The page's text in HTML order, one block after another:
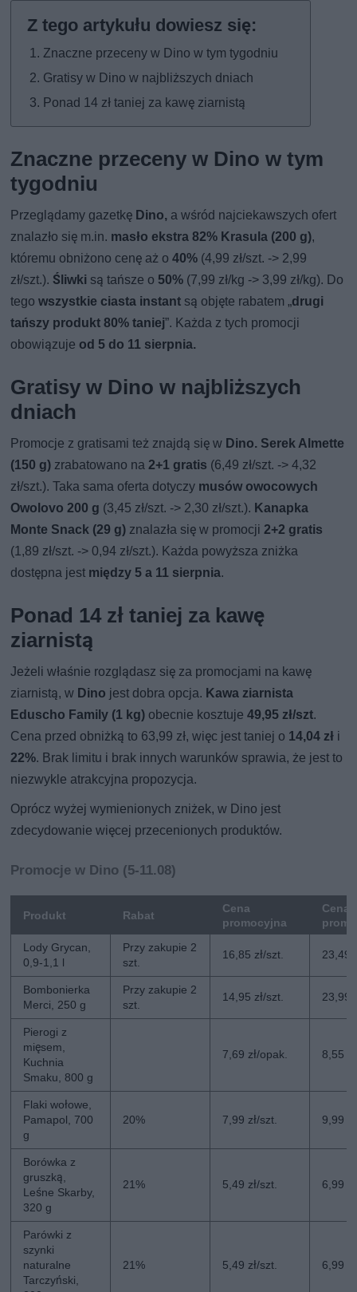
Znaczne przeceny w Dino w tym tygodniu
Gratisy w Dino w najbliższych dniach
Ponad 14 zł taniej za kawę ziarnistą
Znaczne przeceny w Dino w tym
tygodniu
Przeglądamy gazetkę Dino, a wśród najciekawszych ofert
znalazło się m.in. masło ekstra 82% Krasula (200 g),
któremu obniżono cenę aż o40% (4,99 zł/szt. -> 2,99
zł/szt.). Śliwki są tańsze o 50% (7,99 zł/kg -> 3,99 zł/kg). Do
tegowszystkie ciasta instant są objęte rabatem „drugi
tańszy produkt 80% taniej”. Każda z tych promocji
obowiązuje od 5 do 11 sierpnia.
Gratisy w Dino w najbliższych
dniach
Promocje z gratisami też znajdą się w Dino. Serek Almette
(150 g) zrabatowano na2+1 gratis (6,49 zł/szt. -> 4,32
zł/szt.). Taka sama oferta dotyczy musów owocowych
Owolovo 200 g (3,45 zł/szt. -> 2,30 zł/szt.). Kanapka
Monte Snack (29 g) znalazła się w promocji2+2 gratis
(1,89 zł/szt. -> 0,94 zł/szt.). Każda powyższa zniżka
dostępna jest między 5 a 11 sierpnia.
Ponad 14 zł taniej za kawę
ziarnistą
Jeżeli właśnie rozglądasz się za promocjami na kawę
ziarnistą, w Dino jest dobra opcja. Kawa ziarnista
Eduscho Family (1 kg) obecnie kosztuje49,95 zł/szt.
Cena przed obniżką to 63,99 zł, więc jest taniej o 14,04 zł i
22%. Brak limitu i brak innych warunków sprawia, że jest to
niezwykle atrakcyjna propozycja.
Oprócz wyżej wymienionych zniżek, w Dino jest
zdecydowanie więcej przecenionych produktów.
Promocje w Dino (5-11.08)
Produkt Rabat
Cena
promocyjna
Cena
Lody Grycan,
0,9-1,1 l
Przy zakupie 2
szt.
16,85 zł/szt. 23,49
Bombonierka
Merci, 250 g
Przy zakupie 2
szt.
14,95 zł/szt. 23,99
Pierogi z
mięsem,
Kuchnia
Smaku, 800 g
7,69 zł/opak. 8,55
Flaki wołowe,
Pamapol, 700
g
20% 7,99 zł/szt. 9,99
Borówka z
gruszką,
Leśne Skarby,
320 g
21% 5,49 zł/szt. 6,99
Parówki z
szynki
naturalne
Tarczyński,
21% 5,49 zł/szt. 6,99